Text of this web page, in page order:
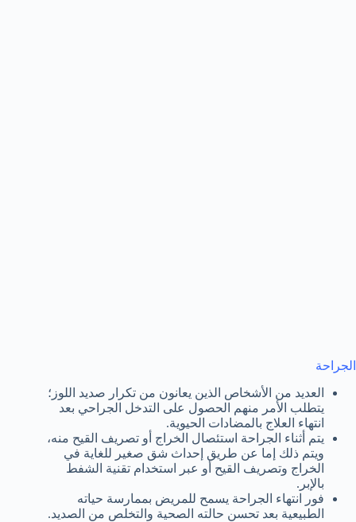
الجراحة
العديد من الأشخاص الذين يعانون من تكرار صديد اللوز؛
يتطلب الأمر منهم الحصول على التدخل الجراحي بعد
انتهاء العلاج بالمضادات الحيوية.
يتم أثناء الجراحة استئصال الخراج أو تصريف القيح منه،
ويتم ذلك إما عن طريق إحداث شق صغير للغاية في
الخراج وتصريف القيح أو عبر استخدام تقنية الشفط
بالإبر.
فور انتهاء الجراحة يسمح للمريض بممارسة حياته
الطبيعية بعد تحسن حالته الصحية والتخلص من الصديد.